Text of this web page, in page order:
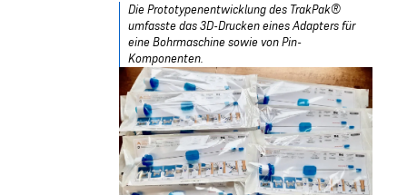
Die Prototypenentwicklung des TrakPak®
umfasste das 3D-Drucken eines Adapters für
eine Bohrmaschine sowie von Pin-
Komponenten.